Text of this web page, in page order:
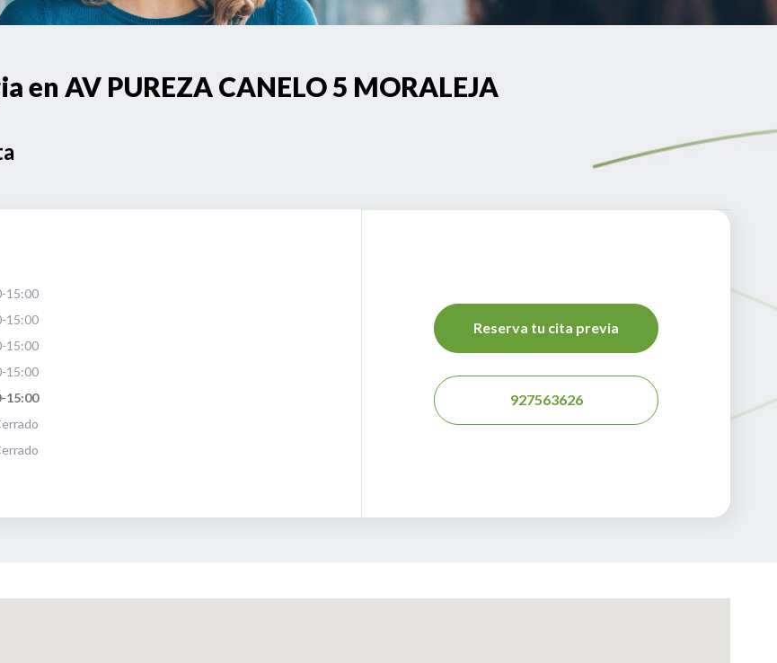
en AV PUREZA CANELO 5 MORALEJA
15:00
15:00
15:00
15:00
15:00
Reserva tu cita previa
927563626